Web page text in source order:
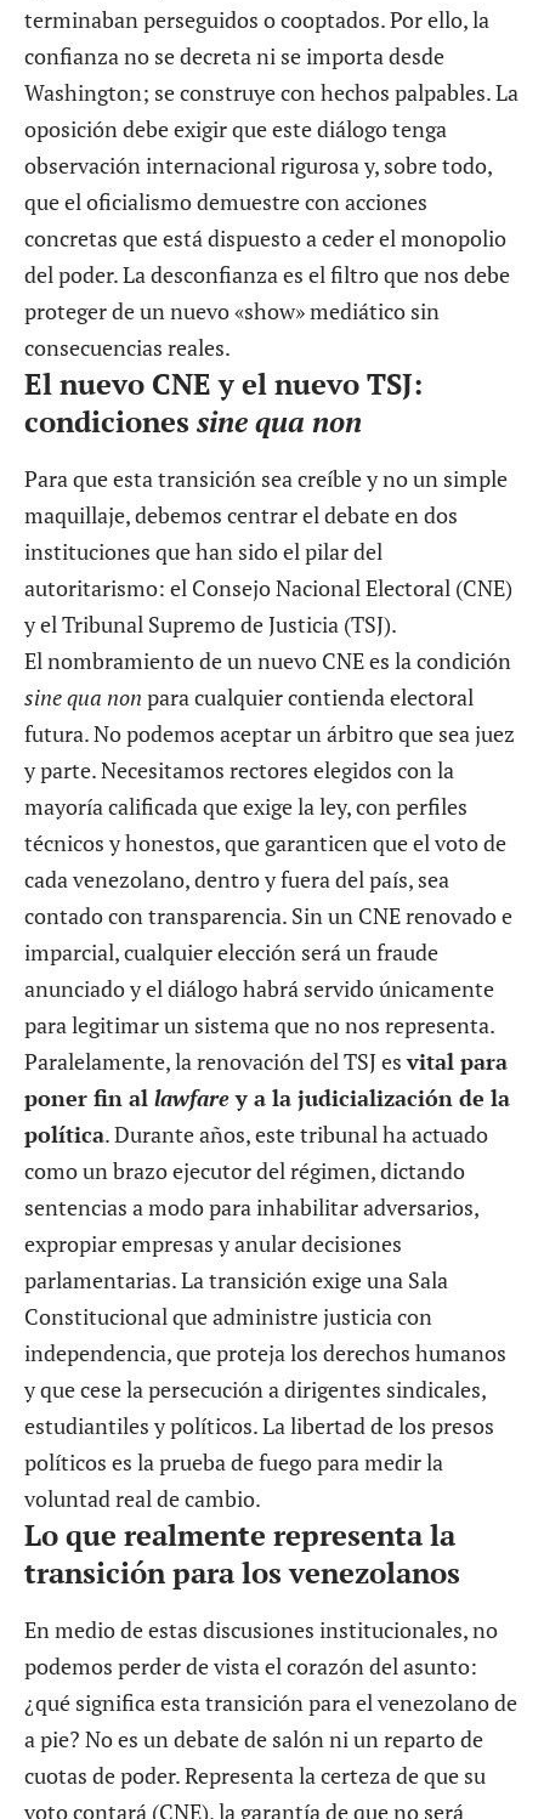
terminaban perseguidos o cooptados. Por ello, la
confianza no se decreta ni se importa desde
Washington; se construye con hechos palpables. La
oposición debe exigir que este diálogo tenga
observación internacional rigurosa y, sobre todo,
que el oficialismo demuestre con acciones
concretas que está dispuesto a ceder el monopolio
del poder. La desconfianza es el filtro que nos debe
proteger de un nuevo «show» mediático sin
consecuencias reales.
El nuevo CNE y el nuevo TSJ:
condiciones sine qua non
Para que esta transición sea creíble y no un simple
maquillaje, debemos centrar el debate en dos
instituciones que han sido el pilar del
autoritarismo: el Consejo Nacional Electoral (CNE)
y el Tribunal Supremo de Justicia (TSJ).
El nombramiento de un nuevo CNE es la condición
sine qua non para cualquier contienda electoral
futura. No podemos aceptar un árbitro que sea juez
y parte. Necesitamos rectores elegidos con la
mayoría calificada que exige la ley, con perfiles
técnicos y honestos, que garanticen que el voto de
cada venezolano, dentro y fuera del país, sea
contado con transparencia. Sin un CNE renovado e
imparcial, cualquier elección será un fraude
anunciado y el diálogo habrá servido únicamente
para legitimar un sistema que no nos representa.
Paralelamente, la renovación del TSJ esvital para
poner fin al lawfarey a la judicialización de la
política. Durante años, este tribunal ha actuado
como un brazo ejecutor del régimen, dictando
sentencias a modo para inhabilitar adversarios,
expropiar empresas y anular decisiones
parlamentarias. La transición exige una Sala
Constitucional que administre justicia con
independencia, que proteja los derechos humanos
y que cese la persecución a dirigentes sindicales,
estudiantiles y políticos. La libertad de los presos
políticos es la prueba de fuego para medir la
voluntad real de cambio.
Lo que realmente representa la
transición para los venezolanos
En medio de estas discusiones institucionales, no
podemos perder de vista el corazón del asunto:
¿qué significa esta transición para el venezolano de
a pie? No es un debate de salón ni un reparto de
cuotas de poder. Representa la certeza de que su
voto contará (CNE), la garantía de que no será